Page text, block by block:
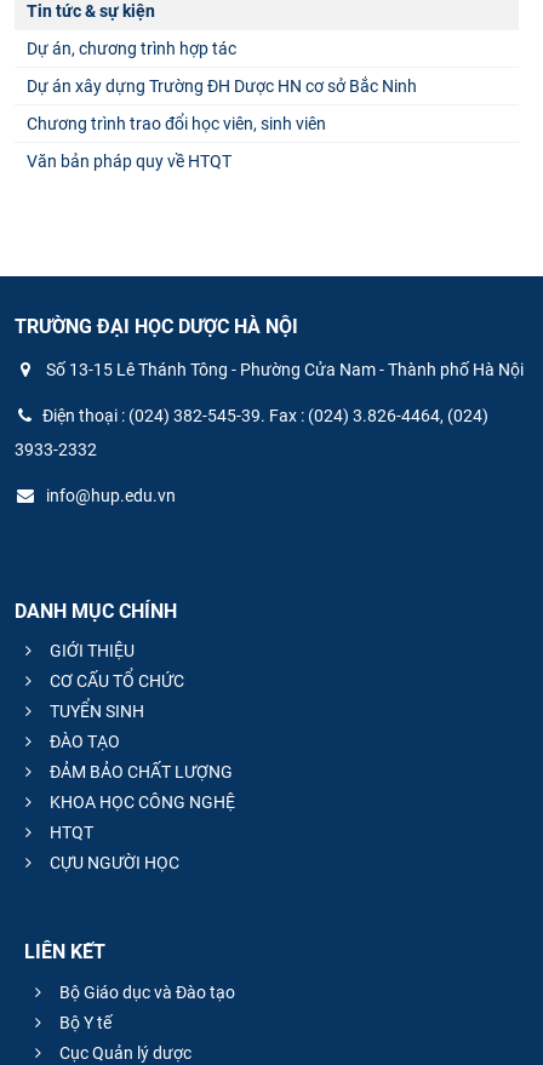
Tin tức & sự kiện
Dự án, chương trình hợp tác
Dự án xây dựng Trường ĐH Dược HN cơ sở Bắc Ninh
Chương trình trao đổi học viên, sinh viên
Văn bản pháp quy về HTQT
TRƯỜNG ĐẠI HỌC DƯỢC HÀ NỘI
Số 13-15 Lê Thánh Tông - Phường Cửa Nam - Thành phố Hà Nội
Điện thoại : (024) 382-545-39. Fax : (024) 3.826-4464, (024)
3933-2332
info@hup.edu.vn
DANH MỤC CHÍNH
GIỚI THIỆU
CƠ CẤU TỔ CHỨC
TUYỂN SINH
ĐÀO TẠO
ĐẢM BẢO CHẤT LƯỢNG
KHOA HỌC CÔNG NGHỆ
HTQT
CỰU NGƯỜI HỌC
LIÊN KẾT
Bộ Giáo dục và Đào tạo
Bộ Y tế
Cục Quản lý dược